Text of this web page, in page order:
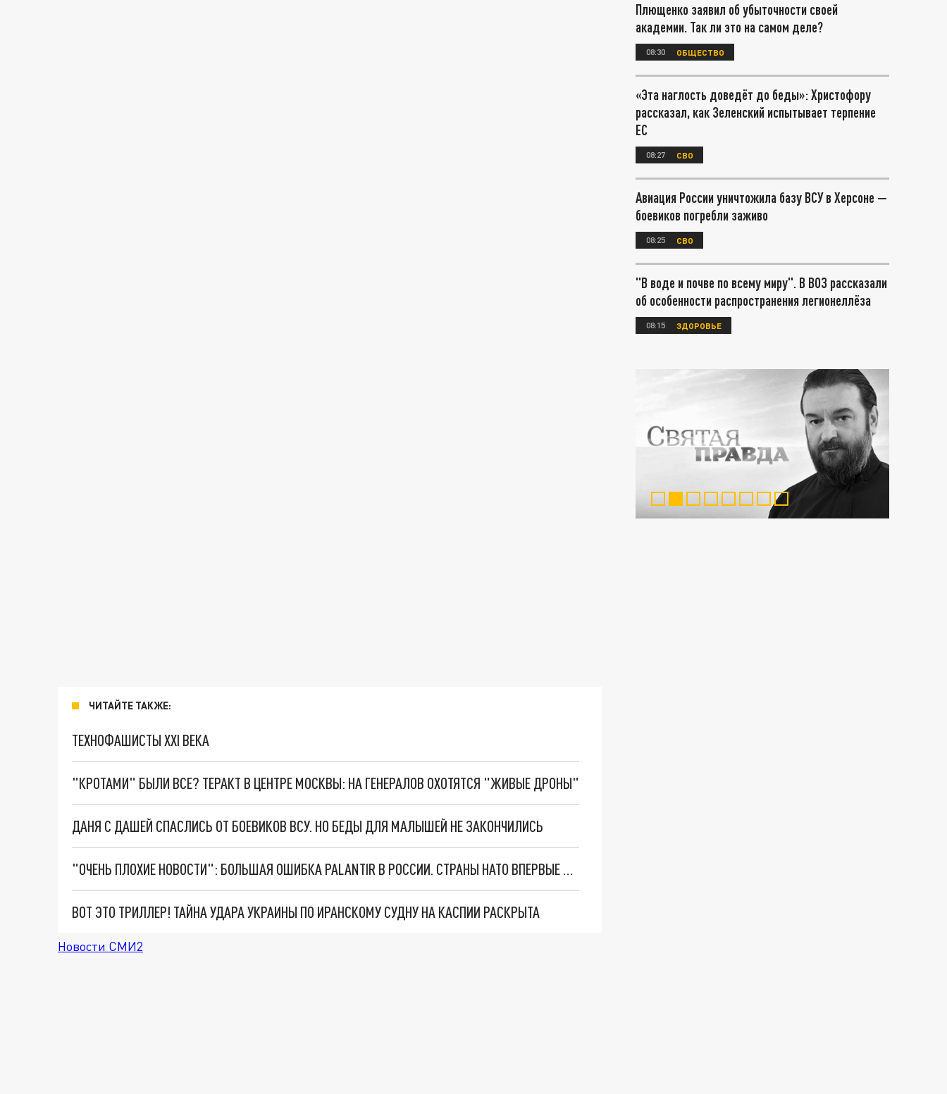
ЧИТАЙТЕ ТАКЖЕ:
ТЕХНОФАШИСТЫ XXI ВЕКА
"КРОТАМИ" БЫЛИ ВСЕ? ТЕРАКТ В ЦЕНТРЕ МОСКВЫ: НА ГЕНЕРАЛОВ ОХОТЯТСЯ "ЖИВЫЕ ДРОНЫ"
ДАНЯ С ДАШЕЙ СПАСЛИСЬ ОТ БОЕВИКОВ ВСУ. НО БЕДЫ ДЛЯ МАЛЫШЕЙ НЕ ЗАКОНЧИЛИСЬ
"ОЧЕНЬ ПЛОХИЕ НОВОСТИ": БОЛЬШАЯ ОШИБКА PALANTIR В РОССИИ. СТРАНЫ НАТО ВПЕРВЫЕ ЗА СВО ОСТАНОВИЛИ ПОСТАВКИ ОРУЖИЯ. ВСУ ТЕРЯЮТ ПРИГРАНИЧЬЕ?
ВОТ ЭТО ТРИЛЛЕР! ТАЙНА УДАРА УКРАИНЫ ПО ИРАНСКОМУ СУДНУ НА КАСПИИ РАСКРЫТА
Новости СМИ2
Плющенко заявил об убыточности своей
академии. Так ли это на самом деле?
08:30 ОБЩЕСТВО
«Эта наглость доведёт до беды»: Христофору
рассказал, как Зеленский испытывает терпение
ЕС
08:27 СВО
Авиация России уничтожила базу ВСУ в Херсоне —
боевиков погребли заживо
08:25 СВО
"В воде и почве по всему миру". В ВОЗ рассказали
об особенности распространения легионеллёза
08:15 ЗДОРОВЬЕ